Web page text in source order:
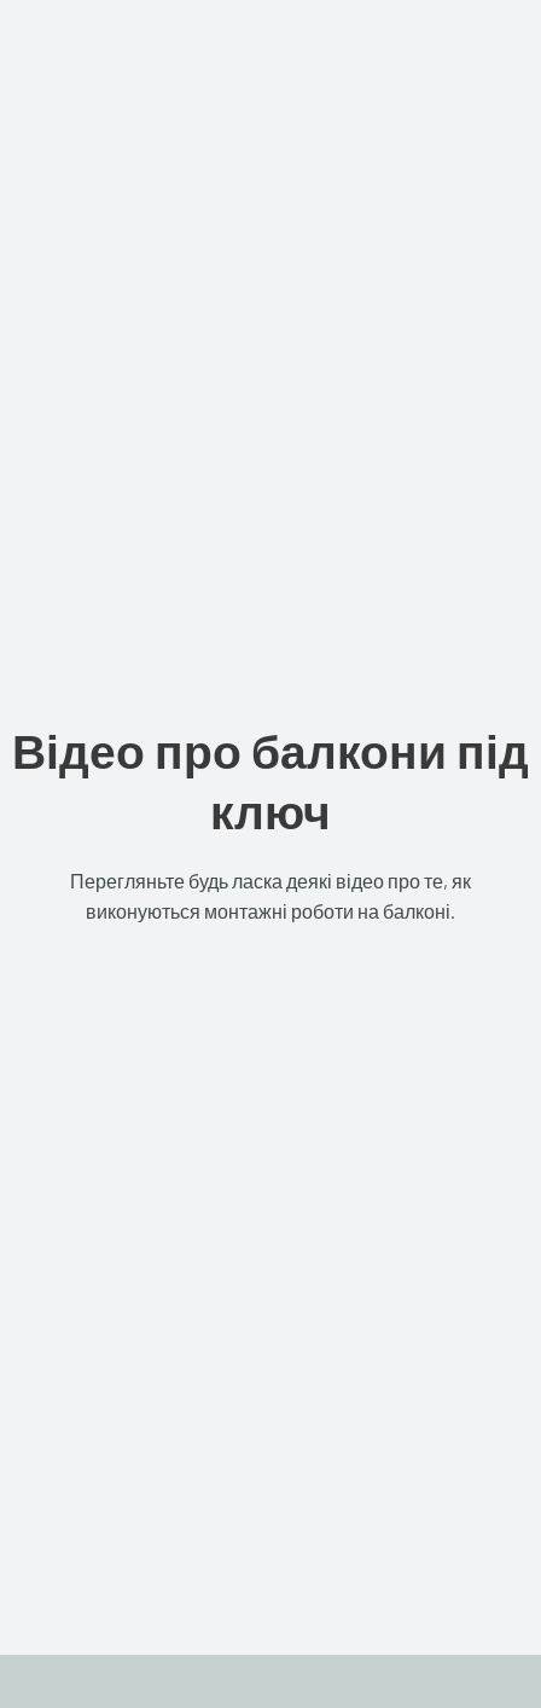
Відео про балкони під
ключ
Перегляньте будь ласка деякі відео про те, як
виконуються монтажні роботи на балконі.